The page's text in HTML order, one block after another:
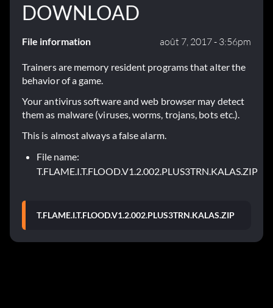
DOWNLOAD
File information août 7, 2017 - 3:56pm
Trainers are memory resident programs that alter the
behavior of a game.
Your antivirus software and web browser may detect
them as malware (viruses, worms, trojans, bots etc.).
This is almost always a false alarm.
File name:
T.FLAME.I.T.FLOOD.V1.2.002.PLUS3TRN.KALAS.ZIP
T.FLAME.I.T.FLOOD.V1.2.002.PLUS3TRN.KALAS.ZIP